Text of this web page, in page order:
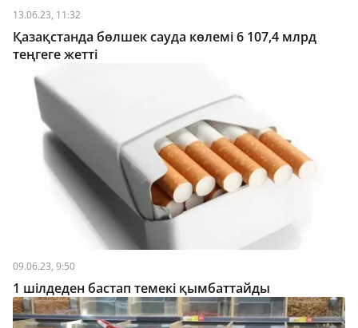
13.06.23, 11:32
Қазақстанда бөлшек сауда көлемі 6 107,4 млрд
теңгеге жетті
09.06.23, 9:50
1 шілдеден бастап темекі қымбаттайды